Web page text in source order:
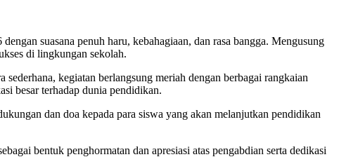
suasana penuh haru, kebahagiaan, dan rasa bangga. Mengusung
di lingkungan sekolah.
kegiatan berlangsung meriah dengan berbagai rangkaian
besar terhadap dunia pendidikan.
dan doa kepada para siswa yang akan melanjutkan pendidikan
bentuk penghormatan dan apresiasi atas pengabdian serta dedikasi